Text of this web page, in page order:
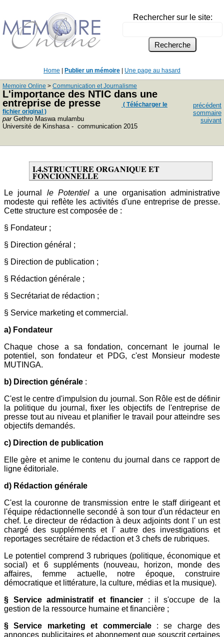
Rechercher sur le site:
Home Publier un mémoire Une page au hasard
Memoire Online > Communication et Journalisme
L'importance des NTIC dans une
entreprise de presse
( Télécharger le
fichier original )
parGethro Maswa mulambu
Université de Kinshasa - communication 2015
précédent
sommaire
suivant
I.4.STRUCTURE ORGANIQUE ET
FONCIONNELLE
Le journal le Potentiel a une organisation administrative
modeste qui reflète les activités d'une entreprise de presse.
Cette structure est composée de :
§ Fondateur ;
§ Direction général ;
§ Direction de publication ;
§ Rédaction générale ;
§ Secrétariat de rédaction ;
§ Service marketing et commercial.
a) Fondateur
Chaque chose a sa fondation, concernant le journal le
potentiel, son fondateur et PDG, c'est Monsieur modeste
MUTINGA.
b) Direction générale :
C'est le centre d'impulsion du journal. Son Rôle est de définir
la politique du journal, fixer les objectifs de l'entreprise de
presse tout au niveau et planifier le travail pour atteindre ses
objectifs demandés.
c) Direction de publication
Elle gère et anime le contenu du journal dans ce rapport de
ligne éditoriale.
d) Rédaction générale
C'est la couronne de transmission entre le staff dirigeant et
l'équipe rédactionnelle secondé à son tour d'un rédacteur en
chef. Le directeur de rédaction à deux adjoints dont l' un est
chargé des suppléments et l' autre des investigations et
reportages secrétaire de rédaction et 3 chefs de rubriques.
Le potentiel comprend 3 rubriques (politique, économique et
social) et 6 suppléments (nouveau, horizon, monde des
affaires, femme actuelle, notre époque, construire
démocratique et littérature, la culture, médias et la musique).
§ Service administratif et financier : il s'occupe de la
gestion de la ressource humaine et financière ;
§ Service marketing et commerciale: se charge des
annonces publicitaires et abonnement que souscrit certaines